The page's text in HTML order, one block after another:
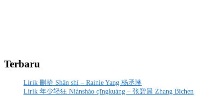
Terbaru
Lirik 刪拾 Shān shí – Rainie Yang 杨丞琳
Lirik 年少轻狂 Niánshào qīngkuáng – 张碧晨 Zhang Bichen